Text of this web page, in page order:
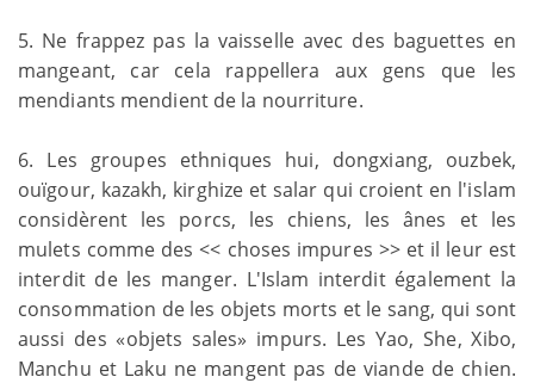
5. Ne frappez pas la vaisselle avec des baguettes en
mangeant, car cela rappellera aux gens que les
mendiants mendient de la nourriture.
6. Les groupes ethniques hui, dongxiang, ouzbek,
ouïgour, kazakh, kirghize et salar qui croient en l'islam
considèrent les porcs, les chiens, les ânes et les
mulets comme des << choses impures >> et il leur est
interdit de les manger. L'Islam interdit également la
consommation de les objets morts et le sang, qui sont
aussi des «objets sales» impurs. Les Yao, She, Xibo,
Manchu et Laku ne mangent pas de viande de chien.